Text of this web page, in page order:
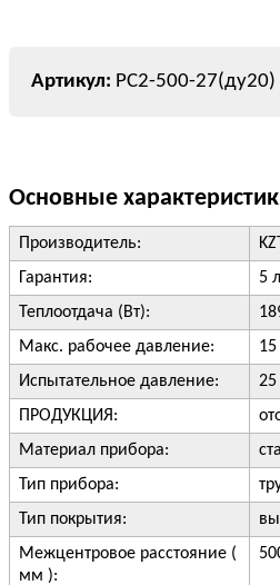
РС2-500-27(ду20)
Основные
Производитель:
Гарантия:
5
Теплоотдача (Вт):
Макс. рабочее давление:
Испытательное давление:
25
ПРОДУКЦИЯ:
Материал прибора:
Тип прибора:
Тип покрытия:
Межцентровое расстояние (
мм ):